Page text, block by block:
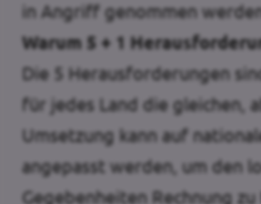
in Angriff genommen
Warum 5 + 1
Die 5 Herausforderungen
für jedes Land die gleichen,
Umsetzung kann auf
angepasst werden, um den
Gegebenheiten Rechnung zu